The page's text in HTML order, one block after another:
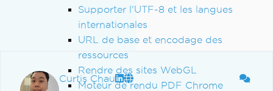
Supporter l'UTF-8 et les langues
internationales
URL de base et encodage des
ressources
Rendre des sites WebGL
Moteur de rendu PDF Chrome
Curtis Chau